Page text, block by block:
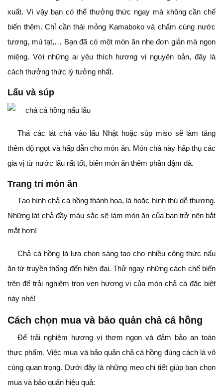
xuất. Vì vậy bạn có thể thưởng thức ngay mà không cần chế
biến thêm. Chỉ cần thái mỏng Kamaboko và chấm cùng nước
tương, mù tạt,… Bạn đã có một món ăn nhẹ đơn giản mà ngon
miệng. Với những ai yêu thích hương vị nguyên bản, đây là
cách thưởng thức lý tưởng nhất.
Lẩu và súp
Thả các lát chả vào lẩu Nhật hoặc súp miso sẽ làm tăng
thêm độ ngọt và hấp dẫn cho món ăn. Món chả này hấp thụ các
gia vị từ nước lẩu rất tốt, biến món ăn thêm phần đậm đà.
Trang trí món ăn
Tạo hình chả cá hồng thành hoa, lá hoặc hình thú dễ thương.
Những lát chả đầy màu sắc sẽ làm món ăn của bạn trở nên bắt
mắt hơn!
Chả cá hồng là lựa chọn sáng tạo cho nhiều công thức nấu
ăn từ truyền thống đến hiện đại. Thử ngay những cách chế biến
trên để trải nghiệm trọn vẹn hương vị của món chả cá đặc biệt
này nhé!
Cách chọn mua và bảo quản chả cá hồng
Để trải nghiệm hương vị thơm ngon và đảm bảo an toàn
thực phẩm. Việc mua và bảo quản chả cá hồng đúng cách là vô
cùng quan trọng. Dưới đây là những mẹo chi tiết giúp bạn chọn
mua và bảo quản hiệu quả: